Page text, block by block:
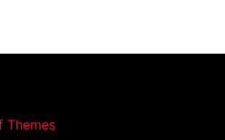
Themes